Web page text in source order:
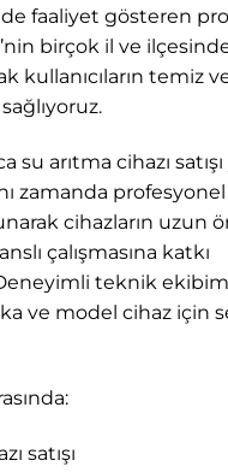
faaliyet gösteren
birçok il ve
kullanıcıların temiz ve
su arıtma cihazı
zamanda
cihazların uzun
çalışmasına katkı
teknik
ve model cihaz için
satışı